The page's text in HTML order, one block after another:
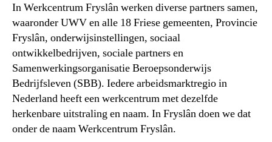
In Werkcentrum Fryslân werken diverse partners samen,
waaronder UWV en alle 18 Friese gemeenten, Provincie
Fryslân, onderwijsinstellingen, sociaal
ontwikkelbedrijven, sociale partners en
Samenwerkingsorganisatie Beroepsonderwijs
Bedrijfsleven (SBB). Iedere arbeidsmarktregio in
Nederland heeft een werkcentrum met dezelfde
herkenbare uitstraling en naam. In Fryslân doen we dat
onder de naam Werkcentrum Fryslân.